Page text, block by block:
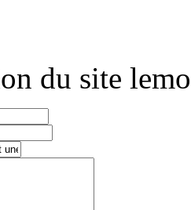
du site